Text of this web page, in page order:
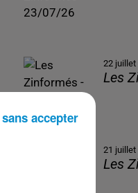
22 juillet
Les
21 juillet
Les
accepter